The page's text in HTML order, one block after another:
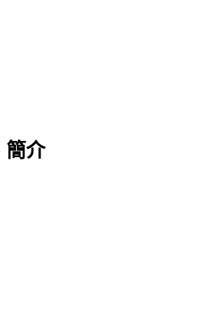
簡介